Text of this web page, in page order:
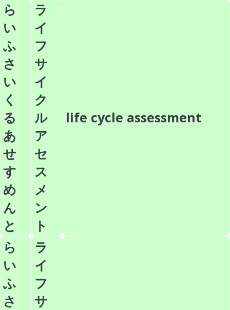
ら
い
ふ
さ
い
く
る
あ
せ
す
め
ん
と
ラ
イ
フ
サ
イ
ク
ル
ア
セ
ス
メ
ン
ト
life cycle assessment
ら
い
ふ
さ
ラ
イ
フ
サ